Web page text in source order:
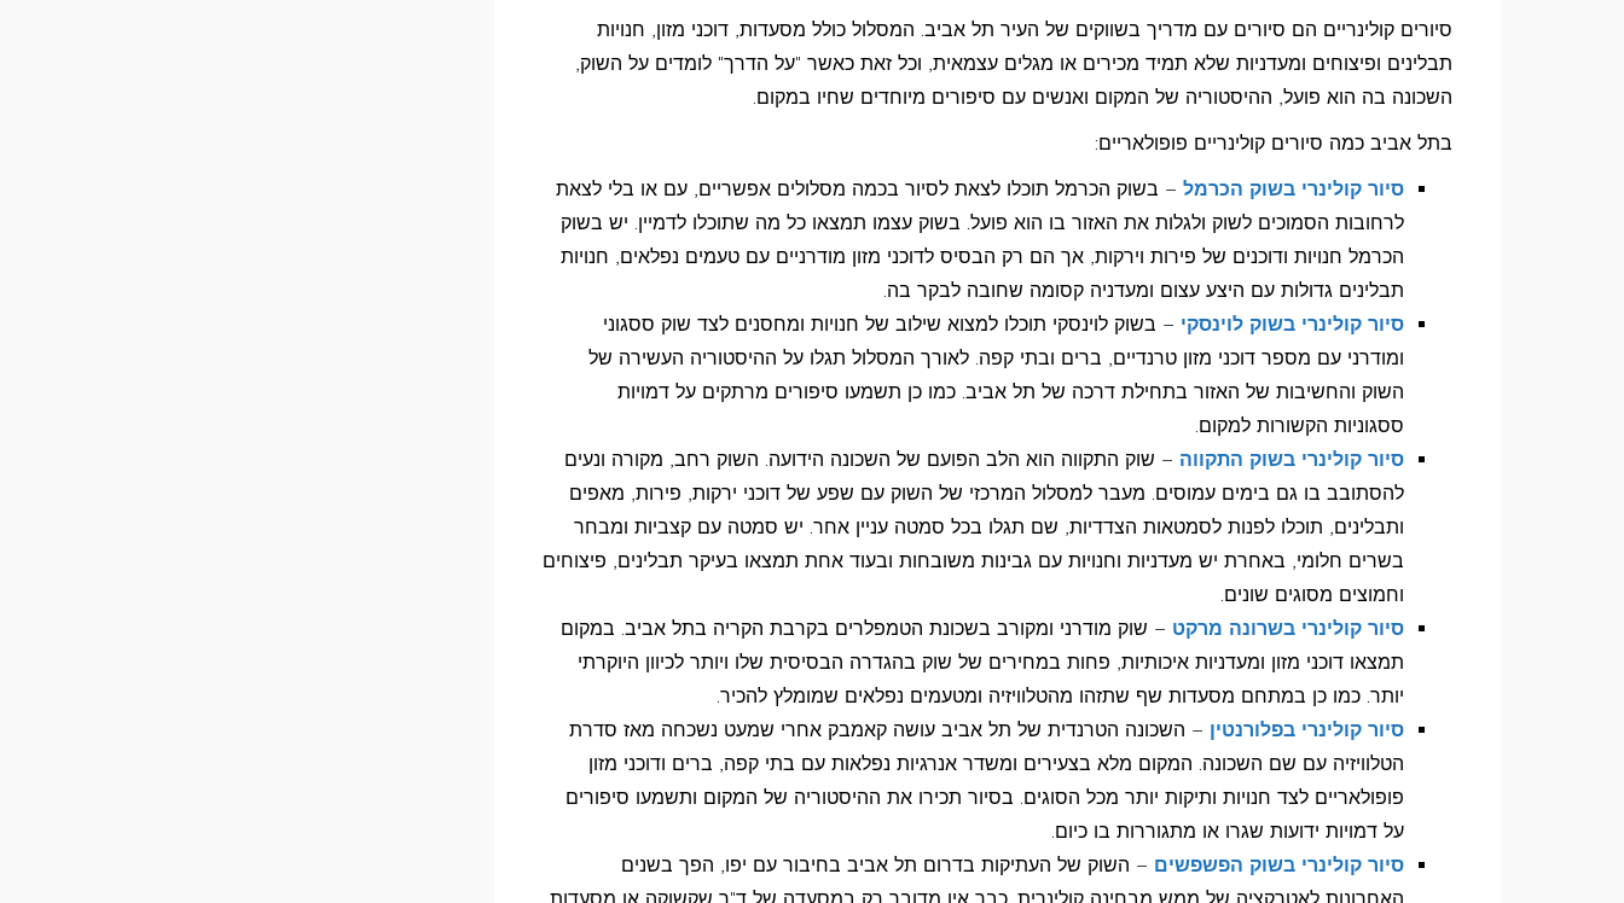
סיורים קולינריים הם סיורים עם מדריך בשווקים של העיר תל אביב. המסלול כולל מסעדות, דוכני מזון, חנויות
תבלינים ופיצוחים ומעדניות שלא תמיד מכירים או מגלים עצמאית, וכל זאת כאשר "על הדרך" לומדים על השוק,
השכונה בה הוא פועל, ההיסטוריה של המקום ואנשים עם סיפורים מיוחדים שחיו במקום.
בתל אביב כמה סיורים קולינריים פופולאריים:
סיור קולינרי בשוק הכרמל – בשוק הכרמל תוכלו לצאת לסיור בכמה מסלולים אפשריים, עם או בלי לצאת
לרחובות הסמוכים לשוק ולגלות את האזור בו הוא פועל. בשוק עצמו תמצאו כל מה שתוכלו לדמיין. יש בשוק
הכרמל חנויות ודוכנים של פירות וירקות, אך הם רק הבסיס לדוכני מזון מודרניים עם טעמים נפלאים, חנויות
תבלינים גדולות עם היצע עצום ומעדניה קסומה שחובה לבקר בה.
סיור קולינרי בשוק לוינסקי – בשוק לוינסקי תוכלו למצוא שילוב של חנויות ומחסנים לצד שוק ססגוני
ומודרני עם מספר דוכני מזון טרנדיים, ברים ובתי קפה. לאורך המסלול תגלו על ההיסטוריה העשירה של
השוק והחשיבות של האזור בתחילת דרכה של תל אביב. כמו כן תשמעו סיפורים מרתקים על דמויות
ססגוניות הקשורות למקום.
סיור קולינרי בשוק התקווה – שוק התקווה הוא הלב הפועם של השכונה הידועה. השוק רחב, מקורה ונעים
להסתובב בו גם בימים עמוסים. מעבר למסלול המרכזי של השוק עם שפע של דוכני ירקות, פירות, מאפים
ותבלינים, תוכלו לפנות לסמטאות הצדדיות, שם תגלו בכל סמטה עניין אחר. יש סמטה עם קצביות ומבחר
בשרים חלומי, באחרת יש מעדניות וחנויות עם גבינות משובחות ובעוד אחת תמצאו בעיקר תבלינים, פיצוחים
וחמוצים מסוגים שונים.
סיור קולינרי בשרונה מרקט – שוק מודרני ומקורב בשכונת הטמפלרים בקרבת הקריה בתל אביב. במקום
תמצאו דוכני מזון ומעדניות איכותיות, פחות במחירים של שוק בהגדרה הבסיסית שלו ויותר לכיוון היוקרתי
יותר. כמו כן במתחם מסעדות שף שתזהו מהטלוויזיה ומטעמים נפלאים שמומלץ להכיר.
סיור קולינרי בפלורנטין – השכונה הטרנדית של תל אביב עושה קאמבק אחרי שמעט נשכחה מאז סדרת
הטלוויזיה עם שם השכונה. המקום מלא בצעירים ומשדר אנרגיות נפלאות עם בתי קפה, ברים ודוכני מזון
פופולאריים לצד חנויות ותיקות יותר מכל הסוגים. בסיור תכירו את ההיסטוריה של המקום ותשמעו סיפורים
על דמויות ידועות שגרו או מתגוררות בו כיום.
סיור קולינרי בשוק הפשפשים – השוק של העתיקות בדרום תל אביב בחיבור עם יפו, הפך בשנים